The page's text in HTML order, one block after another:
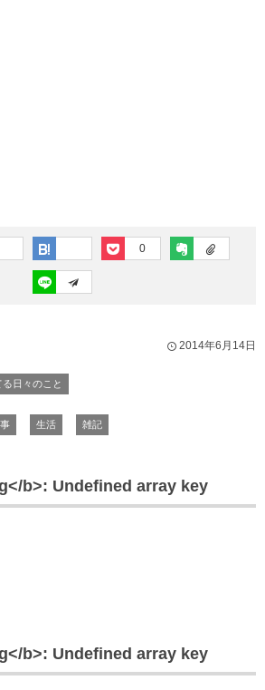
0
2014年6月14日
日々のこと
生活 雑記
b>: Undefined array key
b>: Undefined array key